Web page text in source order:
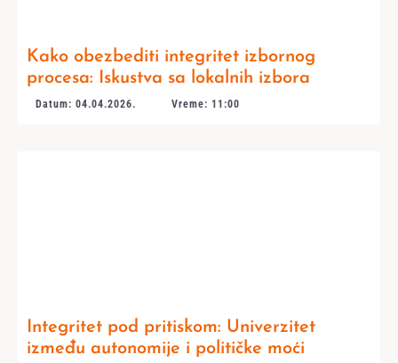
Kako obezbediti integritet izbornog
procesa: Iskustva sa lokalnih izbora
Datum: 04.04.2026. Vreme: 11:00
Integritet pod pritiskom: Univerzitet
između autonomije i političke moći